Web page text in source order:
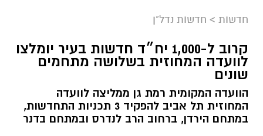
חדשות > חדשות נדל"ן
קרוב ל-1,000 יח״ד חדשות בעיר יומלצו
לוועדה המחוזית בשלושה מתחמים
שונים
הוועדה המקומית רמת גן ממליצה לוועדה
המחוזית תל אביב להפקיד 3 תכניות התחדשות,
במתחם הירדן, ברחוב הרב לנדרס ובמתחם בדנר